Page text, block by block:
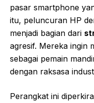
pasar smartphone
itu, peluncuran HP
menjadi bagian dari
agresif. Mereka ingin
sebagai pemain
dengan raksasa
Perangkat ini